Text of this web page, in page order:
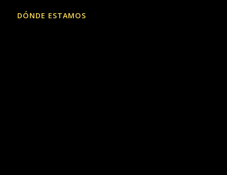
DÓNDE ESTAMOS